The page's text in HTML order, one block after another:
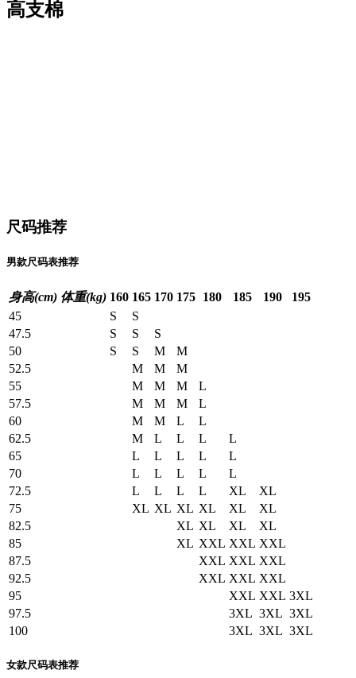
高支棉
尺码推荐
男款尺码表推荐
身高(cm) 体重(kg) 160 165 170 175 180 185 190
195
45
S
S
47.5
S S
S
50
S S M
M
52.5
M M
M
55
M M M
L
57.5
M M M
L
60
M M L
L
62.5
M L L L
L
65
L L L L
L
70
L L L L
L
72.5
L L L L XL
XL
75
XL XL XL XL XL
XL
82.5
XL XL XL
XL
85
XL XXL XXL XXL
87.5
XXL XXL XXL
92.5
XXL XXL XXL
95
XXL XXL 3XL
97.5
3XL 3XL 3XL
100
3XL 3XL 3XL
女款尺码表推荐